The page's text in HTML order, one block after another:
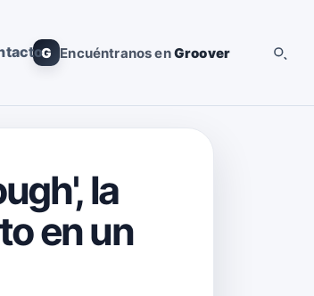
G Encuéntranos enGroover
la
en un